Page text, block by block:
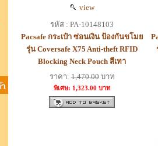
view
รหัส : PA-10148103
Pacsafe กระเป๋า ซ่อนเงิน ป้องกันขโมย
รุ่น Coversafe X75 Anti-theft RFID
Blocking Neck Pouch สีเทา
ราคา:1,470.00บาท
พิเศษ: 1,323.00 บาท